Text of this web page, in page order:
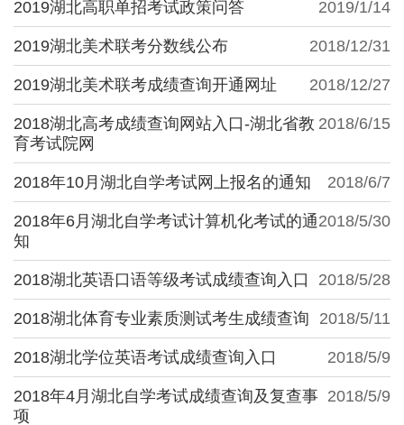
2019/1/14
2019湖北高职单招考试政策问答
2018/12/31
2019湖北美术联考分数线公布
2018/12/27
2019湖北美术联考成绩查询开通网址
2018/6/15
2018湖北高考成绩查询网站入口-湖北省教
育考试院网
2018/6/7
2018年10月湖北自学考试网上报名的通知
2018/5/30
2018年6月湖北自学考试计算机化考试的通
知
2018/5/28
2018湖北英语口语等级考试成绩查询入口
2018/5/11
2018湖北体育专业素质测试考生成绩查询
2018/5/9
2018湖北学位英语考试成绩查询入口
2018/5/9
2018年4月湖北自学考试成绩查询及复查事
项